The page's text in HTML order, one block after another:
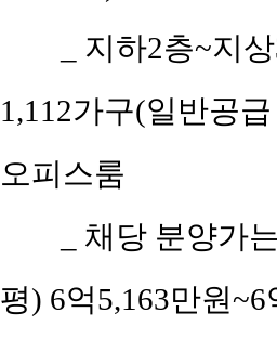
_ 지하2층~지
1,112가구(일반공
오피스룸
_ 채당 분양가
평) 6억5,163만원